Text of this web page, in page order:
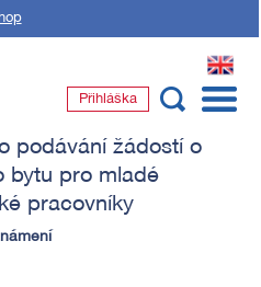
EN
Přihláška
podávání žádostí o
bytu pro mladé
pracovníky